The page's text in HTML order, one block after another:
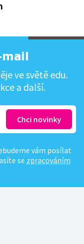
ve světě edu.
a další.
vám posílat
se zpracováním